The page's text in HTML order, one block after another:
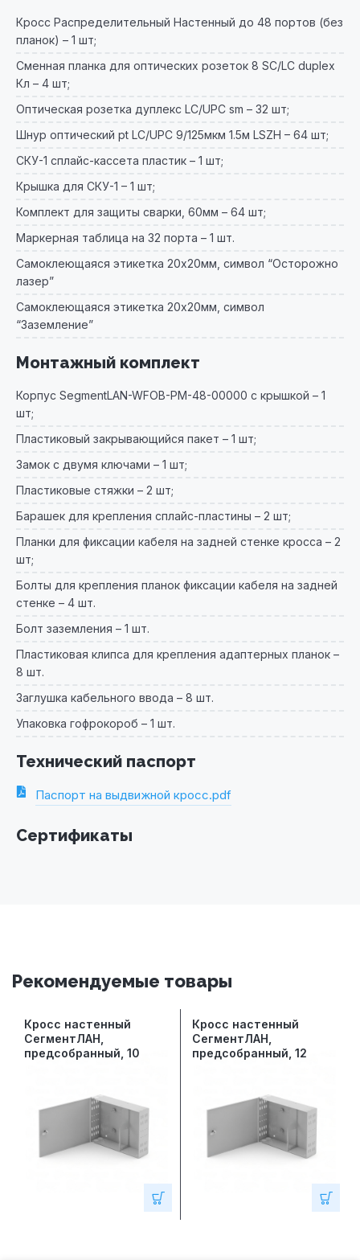
Кросс Распределительный Настенный до 48 портов (без
планок) – 1 шт;
Сменная планка для оптических розеток 8 SC/LC duplex
Кл – 4 шт;
Оптическая розетка дуплекс LC/UРС sm – 32 шт;
Шнур оптический pt LC/UPC 9/125мкм 1.5м LSZH – 64 шт;
СКУ-1 сплайс-кассета пластик – 1 шт;
Крышка для СКУ-1 – 1 шт;
Комплект для защиты сварки, 60мм – 64 шт;
Маркерная таблица на 32 порта – 1 шт.
Самоклеющаяся этикетка 20х20мм, символ “Осторожно
лазер”
Самоклеющаяся этикетка 20х20мм, символ
“Заземление”
Монтажный комплект
Корпус SegmentLAN-WFOB-PM-48-00000 с крышкой – 1
шт;
Пластиковый закрывающийся пакет – 1 шт;
Замок с двумя ключами – 1 шт;
Пластиковые стяжки – 2 шт;
Барашек для крепления сплайс-пластины – 2 шт;
Планки для фиксации кабеля на задней стенке кросса – 2
шт;
Болты для крепления планок фиксации кабеля на задней
стенке – 4 шт.
Болт заземления – 1 шт.
Пластиковая клипса для крепления адаптерных планок –
8 шт.
Заглушка кабельного ввода – 8 шт.
Упаковка гофрокороб – 1 шт.
Технический паспорт
Паспорт на выдвижной кросс.pdf
Сертификаты
Рекомендуемые товары
Кросс настенный
СегментЛАН,
предсобранный, 10
Кросс настенный
СегментЛАН,
предсобранный, 12